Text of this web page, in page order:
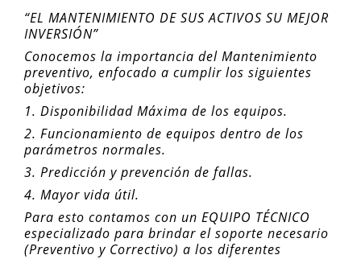
“EL MANTENIMIENTO DE SUS ACTIVOS SU MEJOR
INVERSIÓN”
Conocemos la importancia del Mantenimiento
preventivo, enfocado a cumplir los siguientes
objetivos:
1. Disponibilidad Máxima de los equipos.
2. Funcionamiento de equipos dentro de los
parámetros normales.
3. Predicción y prevención de fallas.
4. Mayor vida útil.
Para esto contamos con un EQUIPO TÉCNICO
especializado para brindar el soporte necesario
(Preventivo y Correctivo) a los diferentes